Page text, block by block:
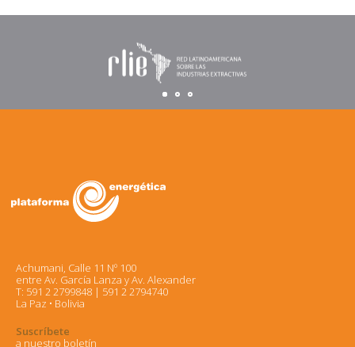
Achumani, Calle 11 Nº 100
entre Av. García Lanza y Av. Alexander
T: 591 2 2799848 | 591 2 2794740
La Paz • Bolivia
Suscríbete
a nuestro boletín